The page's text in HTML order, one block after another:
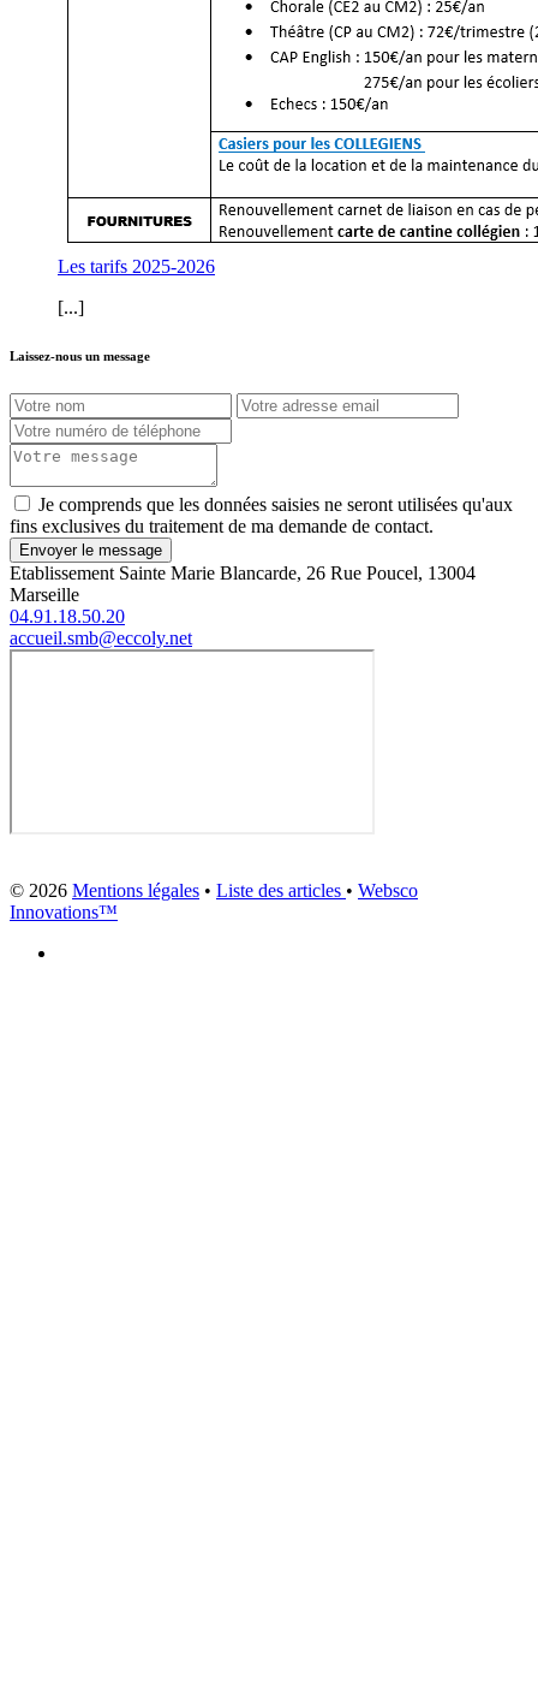
Les tarifs 2025-2026
[...]
Laissez-nous un message
Je comprends que les données saisies ne seront utilisées qu'aux
fins exclusives du traitement de ma demande de contact.
Envoyer le message
Etablissement Sainte Marie Blancarde, 26 Rue Poucel, 13004
Marseille
04.91.18.50.20
accueil.smb@eccoly.net
© 2026 Mentions légales • Liste des articles • Websco
Innovations™